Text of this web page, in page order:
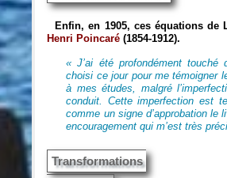
Enfin, en 1905, ces équations de
Henri Poincaré (1854-1912).
« J’ai été profondément
choisi ce jour pour me témoigner
à mes études, malgré
conduit. Cette imperfection est
comme un signe d’approbation le
encouragement qui m’est très
Transformations